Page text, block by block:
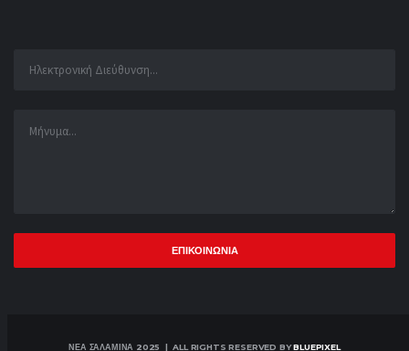
ΝΕΑ ΣΑΛΑΜΙΝΑ 2025 | ALL RIGHTS RESERVED BYBLUEPIXEL